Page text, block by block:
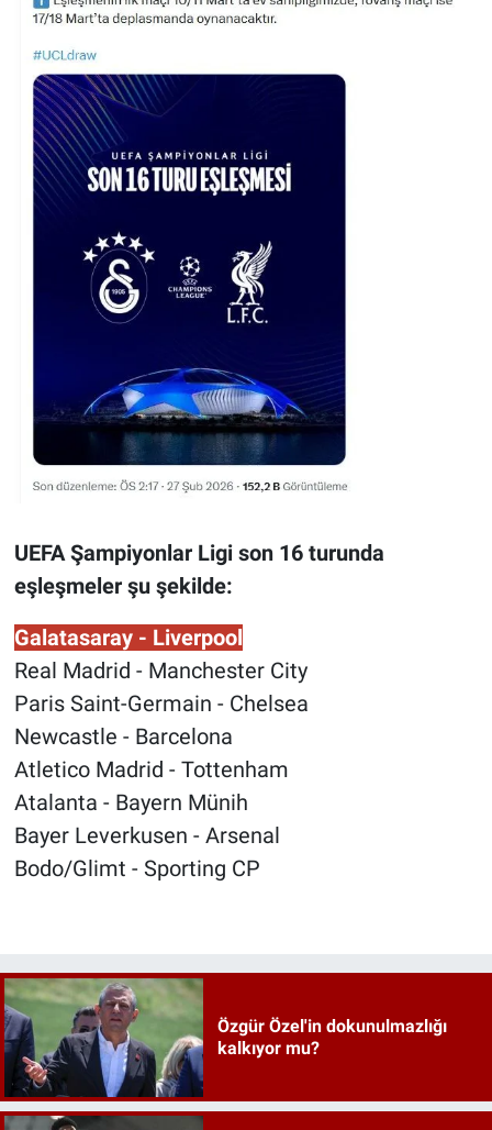
UEFA Şampiyonlar Ligi son 16 turunda
eşleşmeler şu şekilde:
Galatasaray - Liverpool
Real Madrid - Manchester City
Paris Saint-Germain - Chelsea
Newcastle - Barcelona
Atletico Madrid - Tottenham
Atalanta - Bayern Münih
Bayer Leverkusen - Arsenal
Bodo/Glimt - Sporting CP
Özgür Özel'in dokunulmazlığı
kalkıyor mu?